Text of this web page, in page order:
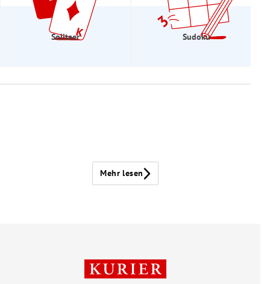
Solitaer Sudoku
Mehr lesen